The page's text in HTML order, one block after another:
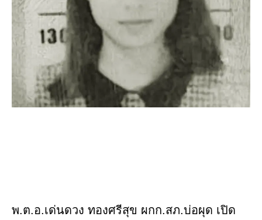
พ.ต.อ.เด่นดวง ทองศรีสุข ผกก.สภ.บ่อผุด เปิด